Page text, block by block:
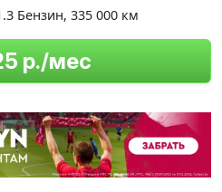
Бензин, 335 000 км
р./мес